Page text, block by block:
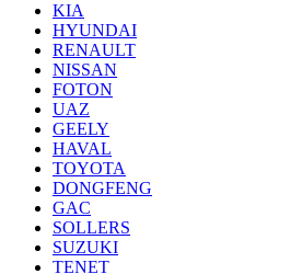
KIA
HYUNDAI
RENAULT
NISSAN
FOTON
UAZ
GEELY
HAVAL
TOYOTA
DONGFENG
GAC
SOLLERS
SUZUKI
TENET